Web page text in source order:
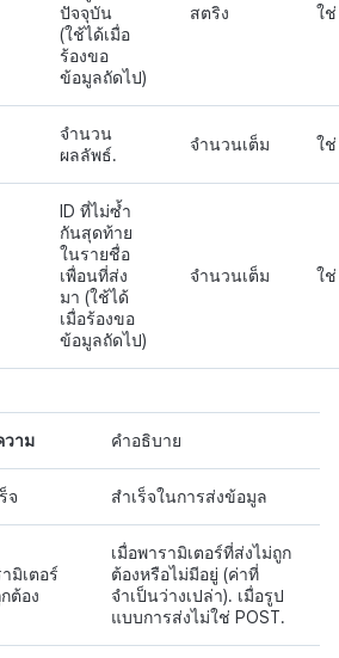
ปัจจุบัน
(ใช้ได้เมื่อ
ร้องขอ
ข้อมูลถัดไป)
สตริง ใช่
จำนวน
ผลลัพธ์.
จำนวนเต็ม ใช่
ID ที่ไม่ซ้ำ
กันสุดท้าย
ในรายชื่อ
เพื่อนที่ส่ง
มา (ใช้ได้
เมื่อร้องขอ
ข้อมูลถัดไป)
จำนวนเต็ม ใช่
วาม คำอธิบาย
จ สำเร็จในการส่งข้อมูล
มิเตอร์
ต้อง
เมื่อพารามิเตอร์ที่ส่งไม่ถูก
ต้องหรือไม่มีอยู่ (ค่าที่
จำเป็นว่างเปล่า). เมื่อรูป
แบบการส่งไม่ใช่ POST.